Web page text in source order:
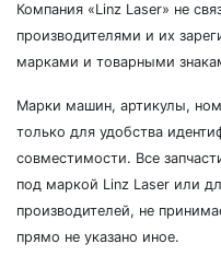
Компания «Linz Laser» не
производителями и их
марками и товарными
Марки машин, артикулы,
только для удобства
совместимости. Все
под маркой Linz Laser или
производителей, не
прямо не указано иное.